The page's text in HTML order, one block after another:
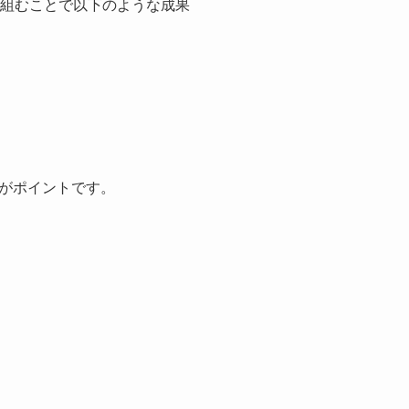
むことで以下のような成果
ポイントです。